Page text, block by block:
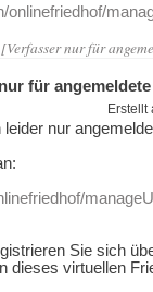
onlinefriedhof/
[Verfasser nur für
für
Erstellt
nur
Sie sich
dieses virtuellen